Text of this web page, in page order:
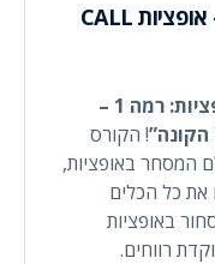
קורס מסחר באופציות: רמה 1 – אופציות CALL
“מסחר באופציות: רמה 1 –
! הקורס
המסחר באופציות,
את כל הכלים
באופציות